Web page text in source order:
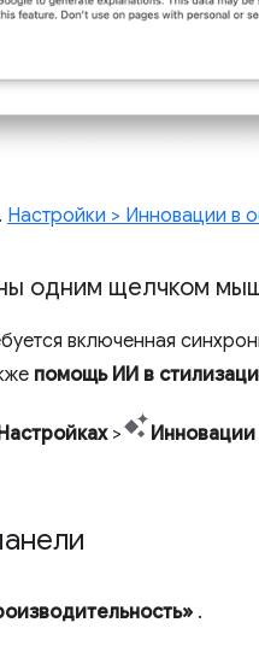
Настройки > Инновации в
одним щелчком
включенная
помощь ИИ в
>
Инновации
.